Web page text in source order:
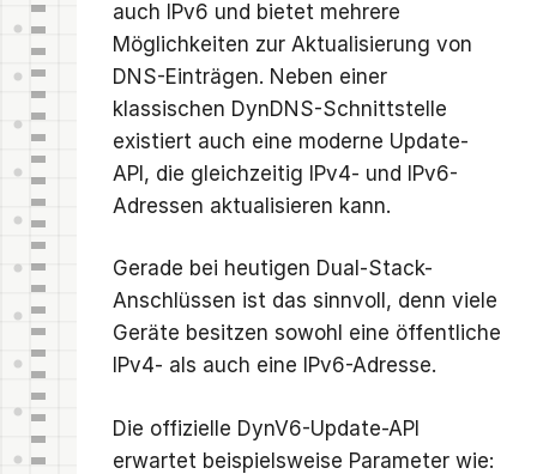
auch IPv6 und bietet mehrere
Möglichkeiten zur Aktualisierung von
DNS-Einträgen. Neben einer
klassischen DynDNS-Schnittstelle
existiert auch eine moderne Update-
API, die gleichzeitig IPv4- und IPv6-
Adressen aktualisieren kann.
Gerade bei heutigen Dual-Stack-
Anschlüssen ist das sinnvoll, denn viele
Geräte besitzen sowohl eine öffentliche
IPv4- als auch eine IPv6-Adresse.
Die offizielle DynV6-Update-API
erwartet beispielsweise Parameter wie: